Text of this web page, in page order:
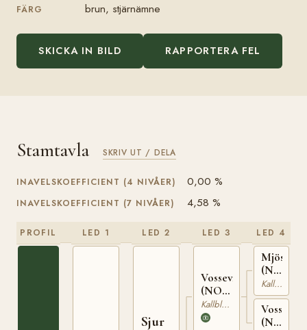
FÄRG brun, stjärnämne
SKICKA IN BILD RAPPORTERA FEL
Stamtavla SKRIV UT / DELA
INAVELSKOEFFICIENT (4 NIVÅER) 0,00 %
INAVELSKOEFFICIENT (7 NIVÅER) 4,58 %
PROFIL LED 1 LED 2
Sjur
LED 3
Vossevinn
(NO)
N 1867
Kallblodig Travare
LED 4
Mjösvinn
(NO)
T-
171
Kallblodig Travare
Vossedua
(NO)